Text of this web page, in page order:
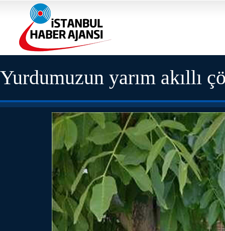
Yurdumuzun yarım akıllı